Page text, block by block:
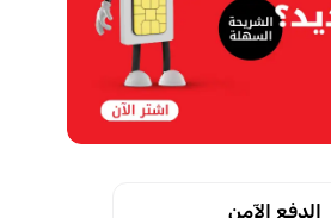
الدفع الآمن